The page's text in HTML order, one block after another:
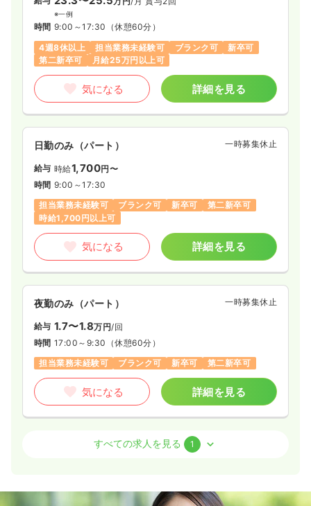
※一例
時間 9:00～17:30 （休憩60分）
4週8休以上
担当業務未経験可 ブランク可
新卒可
第二新卒可
月給25万円以上可
気になる 詳細を見る
日勤のみ（パート） 一時募集休止
給与 時給1,700円〜
時間 9:00～17:30
担当業務未経験可
ブランク可 新卒可
第二新卒可
時給1,700円以上可
気になる 詳細を見る
夜勤のみ（パート） 一時募集休止
給与 1.7〜1.8万円/回
時間 17:00～9:30 （休憩60分）
担当業務未経験可
ブランク可 新卒可 第二新卒可
気になる 詳細を見る
正・准看護師
/月 賞与3ヶ月
すべての求人を見る 1